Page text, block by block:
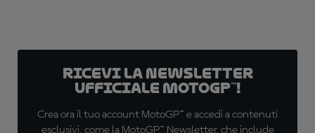
Ricevi la newsletter
ufficiale MotoGP™!
Crea ora il tuo account MotoGP™ e accedi a contenuti
esclusivi, come la MotoGP™ Newsletter, che include